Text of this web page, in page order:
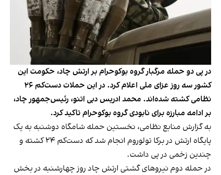
در پی دو حمله مرگبار گروه بوکوحرام بر ارتش چاد، حکومت این
کشور سه روز عزای ملی اعلام کرد. در این حملات دست‌کم ۲۶
نظامی کشته شده‌اند. محمد ادریس دبی اتنو، رئیس‌جمهور چاد،
بر ادامه مبارزه برای نابودی گروه بوکوحرام تاکید کرد.
به گزارش منابع نظامی، نخستین حمله شامگاه دوشنبه به یک
پایگاه ارتش در برکا تولوروم انجام شد که دست‌کم ۲۴ کشته و
چندین زخمی در پی داشت.
در حمله دوم نیروهای گشتی ارتش چاد روز چهارشنبه در بخش